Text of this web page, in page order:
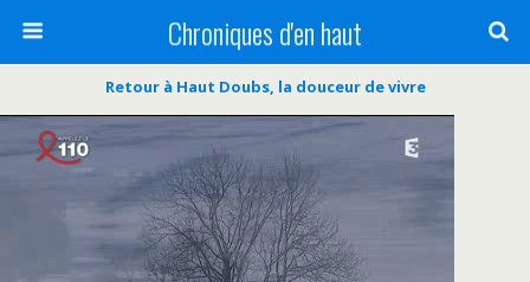
Chroniques d'en haut
Retour à Haut Doubs, la douceur de vivre